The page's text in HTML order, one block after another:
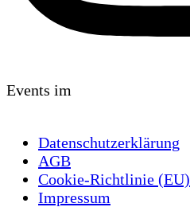
Events im
Datenschutzerklärung
AGB
Cookie-Richtlinie (EU)
Impressum